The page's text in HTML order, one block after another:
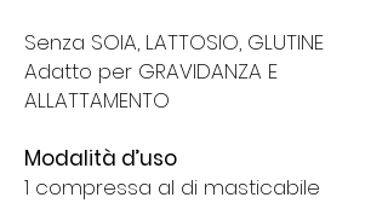
Senza SOIA, LATTOSIO, GLUTINE
Adatto per GRAVIDANZA E
ALLATTAMENTO
Modalità d’uso
1 compressa al di masticabile